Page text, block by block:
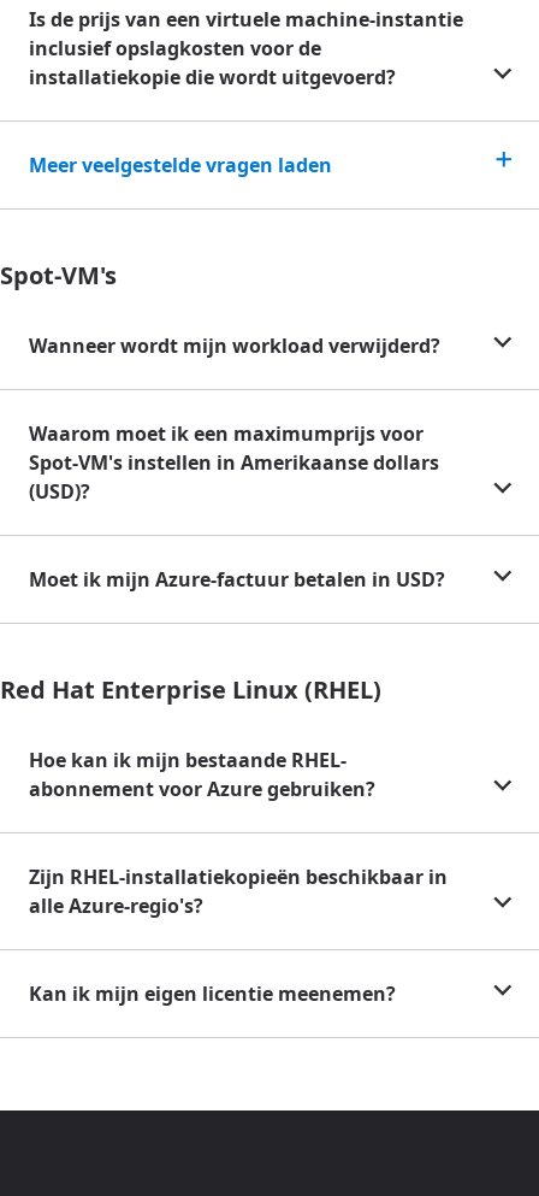
Is de prijs van een virtuele machine-instantie
inclusief opslagkosten voor de
installatiekopie die wordt uitgevoerd?
Meer veelgestelde vragen laden
Spot-VM's
Wanneer wordt mijn workload verwijderd?
Waarom moet ik een maximumprijs voor
Spot-VM's instellen in Amerikaanse dollars
(USD)?
Moet ik mijn Azure-factuur betalen in USD?
Red Hat Enterprise Linux (RHEL)
Hoe kan ik mijn bestaande RHEL-
abonnement voor Azure gebruiken?
Zijn RHEL-installatiekopieën beschikbaar in
alle Azure-regio's?
Kan ik mijn eigen licentie meenemen?